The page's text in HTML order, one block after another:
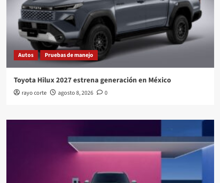
Autos Pruebas de manejo
Toyota Hilux 2027 estrena generación en México
rayo corte agosto 8, 2026 0